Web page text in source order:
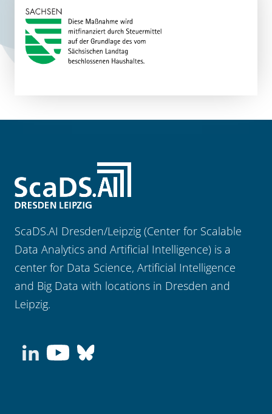
ScaDS.AI Dresden/Leipzig (Center for Scalable
Data Analytics and Artificial Intelligence) is a
center for Data Science, Artificial Intelligence
and Big Data with locations in Dresden and
Leipzig.